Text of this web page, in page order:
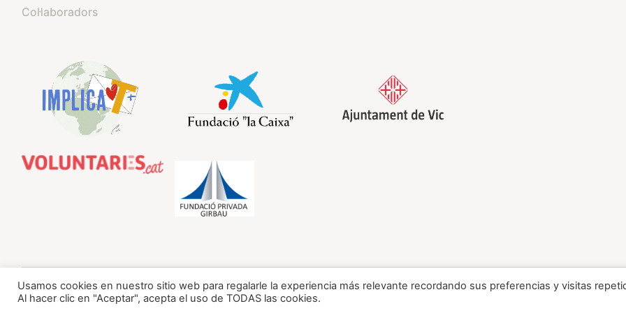
Col·laboradors
Usamos cookies en nuestro sitio web para regalarle la experiencia más relevante recordando sus preferencias y visitas
Al hacer clic en "Aceptar", acepta el uso de TODAS las cookies.